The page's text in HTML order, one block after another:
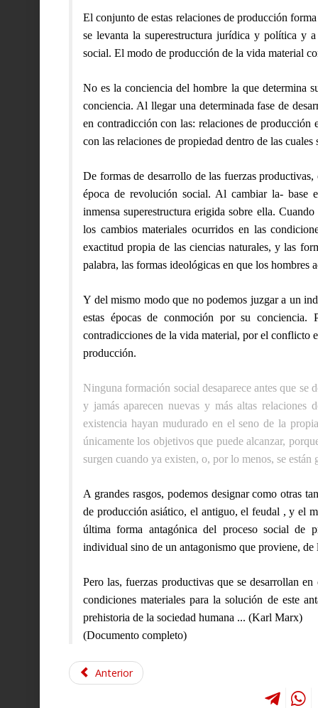
El conjunto de estas relaciones de producción
se levanta la superestructura jurídica y política y
social. El modo de producción de la vida material
No es la conciencia del hombre la que determina
conciencia. Al llegar una determinada fase de
en contradicción con las: relaciones de producción
con las relaciones de propiedad dentro de las cuales
De formas de desarrollo de las fuerzas
época de revolución social. Al cambiar la- base
inmensa superestructura erigida sobre ella.
los cambios materiales ocurridos en las
exactitud propia de las ciencias naturales, y las
palabra, las formas ideológicas en que los
Y del mismo modo que no podemos juzgar a un
estas épocas de conmoción por su
contradicciones de la vida material, por el conflicto
producción.
Ninguna formación social desaparece antes que se
y jamás aparecen nuevas y más altas relaciones
existencia hayan mudurado en el seno de la
únicamente los objetivos que puede alcanzar,
surgen cuando ya existen, o, por lo menos, se están
A grandes rasgos, podemos designar como otras
de producción asiático, el antiguo, el feudal , y el
última forma antagónica del proceso social de
individual sino de un antagonismo que proviene,
Pero las, fuerzas productivas que se desarrollan
condiciones materiales para la solución de este
prehistoria de la sociedad humana ... (Karl Marx)
(Documento completo)
Anterior